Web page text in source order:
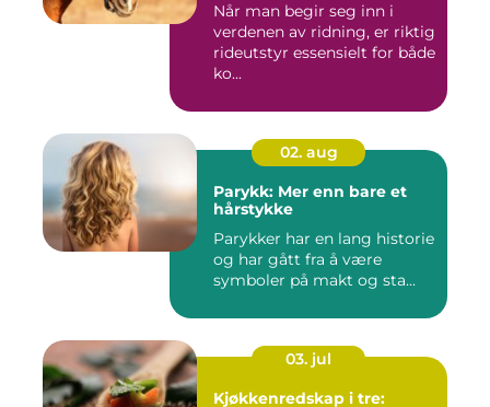
Når man begir seg inn i
verdenen av ridning, er riktig
rideutstyr essensielt for både
ko...
02. aug
Parykk: Mer enn bare et
hårstykke
Parykker har en lang historie
og har gått fra å være
symboler på makt og sta...
03. jul
Kjøkkenredskap i tre: